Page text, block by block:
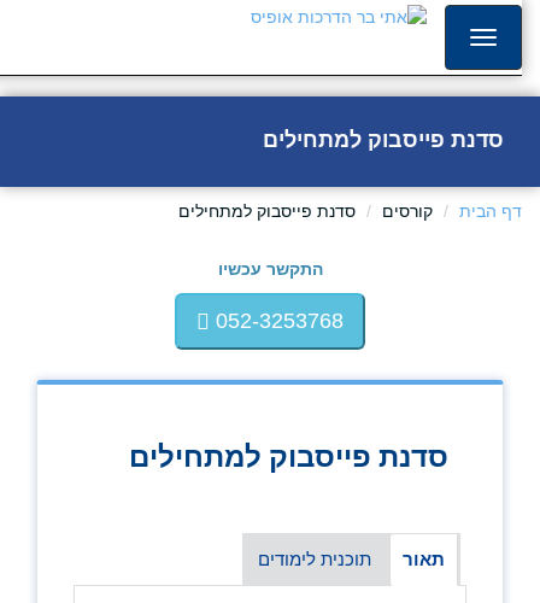
סדנת פייסבוק למתחילים
דף הבית קורסים סדנת פייסבוק למתחילים
התקשר עכשיו
052-3253768
סדנת פייסבוק למתחילים
תאור תוכנית לימודים